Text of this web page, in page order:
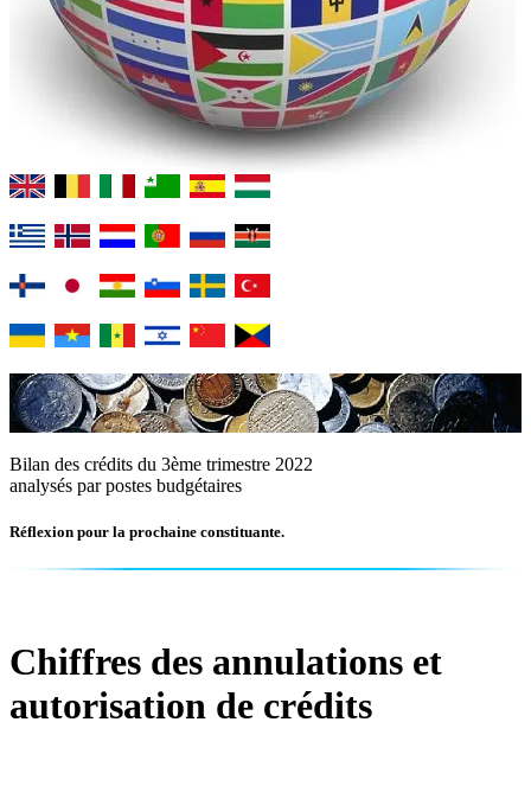
Bilan des crédits du 3ème trimestre 2022
analysés par postes budgétaires
Réflexion pour la prochaine constituante.
Chiffres des annulations et
autorisation de crédits